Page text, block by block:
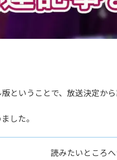
ということで、放送決定から
した。
読みたいところへ